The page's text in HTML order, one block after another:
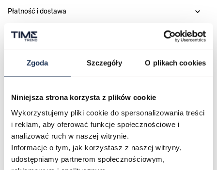
Zgoda Szczegóły O plikach cookies
Niniejsza strona korzysta z plików cookie
Wykorzystujemy pliki cookie do spersonalizowania treści
i reklam, aby oferować funkcje społecznościowe i
analizować ruch w naszej witrynie.
Informacje o tym, jak korzystasz z naszej witryny,
udostępniamy partnerom społecznościowym,
Płatność i dostawa
Najczęściej kupowane
Poruszanie się po elementach karuzeli jest możliwe za pomocą
Naciśnij, aby pominąć karuzelę
Naciśnij, aby przejść do nawigacji karuzeli